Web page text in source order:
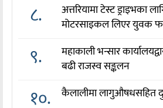
८.
अत्तरियामा टेस्ट ड्राइभका
मोटरसाइकल लिएर युवक
९.
महाकाली भन्सार
बढी राजस्व सङ्कलन
१०. कैलालीमा लागुऔषधसहित